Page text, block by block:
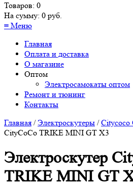
Товаров: 0
На сумму: 0 руб.
≡ Меню
Главная
Оплата и доставка
О магазине
Оптом
Электросамокаты оптом
Ремонт и тюнинг
Контакты
Главная /Электроскутеры /Citycoco
CityCoCo TRIKE MINI GT X3
Электроскутер
TRIKE MINI GT